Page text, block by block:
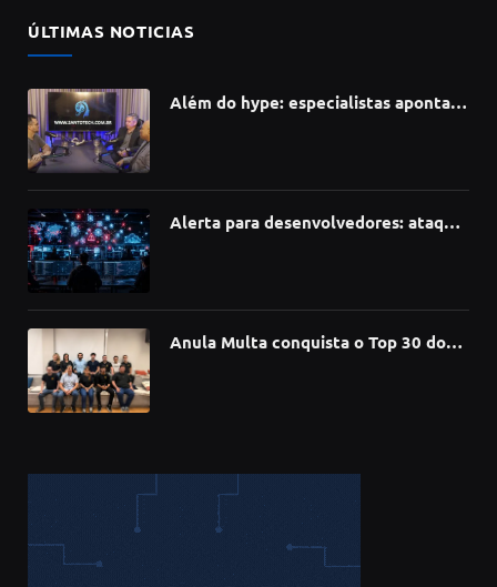
ÚLTIMAS NOTICIAS
Além do hype: especialistas apontam
Alerta para desenvolvedores: ataque
Anula Multa conquista o Top 30 do